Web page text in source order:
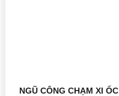
NGŨ CÔNG CHẠM XI ỐC